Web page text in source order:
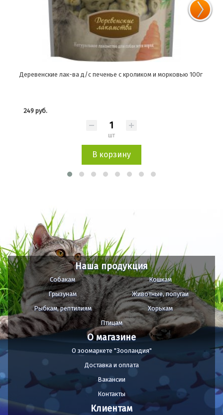
Деревенские лак-ва д/с печенье с кроликом и морковью 100г
249 руб.
шт
В корзину
Наша продукция
Собакам
Кошкам
Грызунам
Животные, попугаи
Рыбкам, рептилиям
Хорькам
Птицам
О магазине
О зоомаркете "Зооландия"
Доставка и оплата
Вакансии
Контакты
Клиентам